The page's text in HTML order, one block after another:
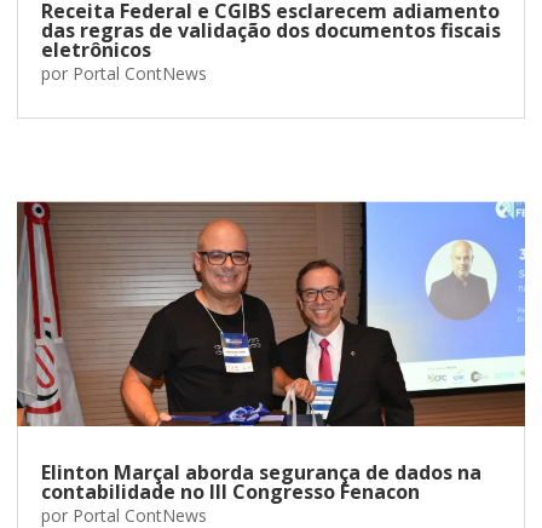
Receita Federal e CGIBS esclarecem adiamento
das regras de validação dos documentos fiscais
eletrônicos
por Portal ContNews
Elinton Marçal aborda segurança de dados na
contabilidade no III Congresso Fenacon
por Portal ContNews